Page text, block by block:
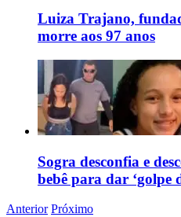
Luiza Trajano,
morre aos 97 anos
Sogra desconfia e
bebê para dar ‘golpe
Anterior Próximo